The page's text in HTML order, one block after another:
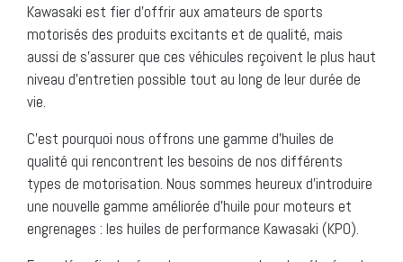
Kawasaki est fier d’offrir aux amateurs de sports
motorisés des produits excitants et de qualité, mais
aussi de s’assurer que ces véhicules reçoivent le plus haut
niveau d’entretien possible tout au long de leur durée de
vie.
C’est pourquoi nous offrons une gamme d’huiles de
qualité qui rencontrent les besoins de nos différents
types de motorisation. Nous sommes heureux d’introduire
une nouvelle gamme améliorée d’huile pour moteurs et
engrenages : les huiles de performance Kawasaki (KPO).